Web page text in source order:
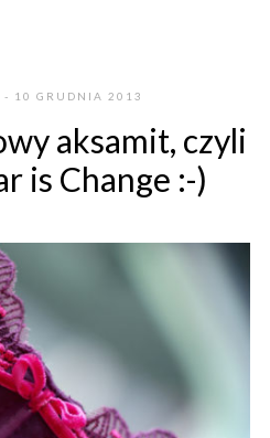
- 10 GRUDNIA 2013
aksamit, czyli
is Change :-)